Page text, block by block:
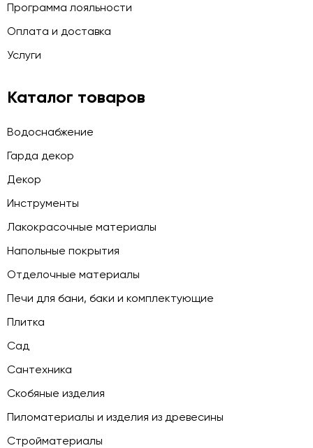
Программа лояльности
Оплата и доставка
Услуги
Каталог товаров
Водоснабжение
Гарда декор
Декор
Инструменты
Лакокрасочные материалы
Напольные покрытия
Отделочные материалы
Печи для бани, баки и комплектующие
Плитка
Сад
Сантехника
Скобяные изделия
Пиломатериалы и изделия из древесины
Стройматериалы